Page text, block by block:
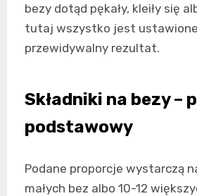
bezy dotąd pękały, kleiły się
tutaj wszystko jest
przewidywalny rezultat.
Składniki na bezy –
podstawowy
Podane proporcje wystarczą
małych bez albo 10-12